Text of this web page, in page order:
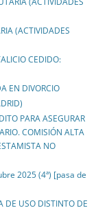
(ACTIVIDADES
CEDIDO:
EN DIVORCIO
PARA ASEGURAR
COMISIÓN ALTA
NO
2025 (4ª) [pasa de
DE USO DISTINTO DE